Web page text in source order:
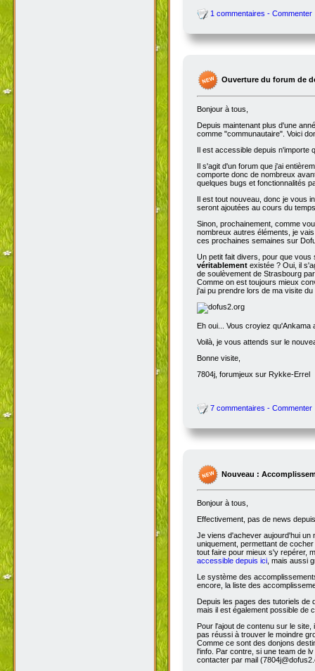
1 commentaires - Commenter
Ouverture du forum de
Bonjour à tous,
Depuis maintenant plus d'une
comme "communautaire". Voici
Il est accessible depuis n'importe
Il s'agit d'un forum que j'ai
comporte donc de nombreux
quelques bugs et fonctionnalités
Il est tout nouveau, donc je vous
seront ajoutées au cours du
Sinon, prochainement, comme
nombreux autres éléments, je
ces prochaines semaines sur
Un petit fait divers, pour que vous
véritablement existée ? Oui, il
de soulèvement de Strasbourg
Comme on est toujours mieux
j'ai pu prendre lors de ma visite
Eh oui... Vous croyiez
Voilà, je vous attends sur le
Bonne visite,
7804j, forumjeux sur Rykke-Errel
7 commentaires - Commenter
Nouveau :
Bonjour à tous,
Effectivement, pas de news
Je viens d'achever aujourd'hui
uniquement, permettant de
tout faire pour mieux s'y repérer,
accessible depuis ici, mais aussi
Le système des
encore, la liste des
Depuis les pages des tutoriels de
mais il est également possible de
Pour l'ajout de contenu sur le
pas réussi à trouver le moindre
Comme ce sont des donjons
l'info. Par contre, si une team de
contacter par mail